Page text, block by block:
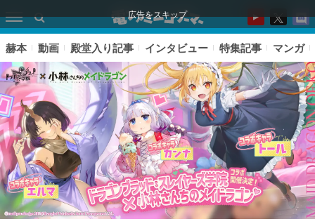
広告をスキップ
赫本 動画 殿堂入り記事 インタビュー 特集記事 マンガ